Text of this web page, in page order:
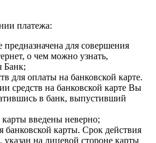
платежа:
предназначена для совершения
о чем можно узнать,
Банк;
для оплаты на банковской карте.
средств на банковской карте Вы
в банк, выпустивший
введены неверно;
банковской карты. Срок действия
указан на лицевой стороне карты